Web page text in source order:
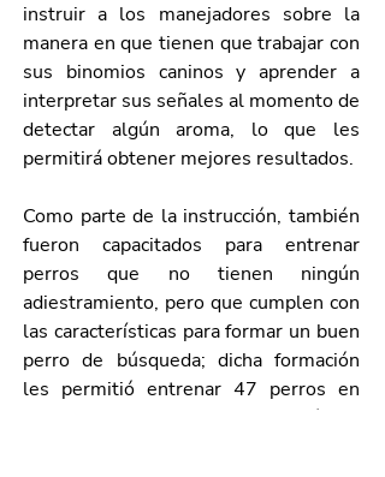
instruir a los manejadores sobre la
manera en que tienen que trabajar con
sus binomios caninos y aprender a
interpretar sus señales al momento de
detectar algún aroma, lo que les
permitirá obtener mejores resultados.
Como parte de la instrucción, también
fueron capacitados para entrenar
perros que no tienen ningún
adiestramiento, pero que cumplen con
las características para formar un buen
perro de búsqueda; dicha formación
les permitió entrenar 47 perros en
estas condiciones para la detección de